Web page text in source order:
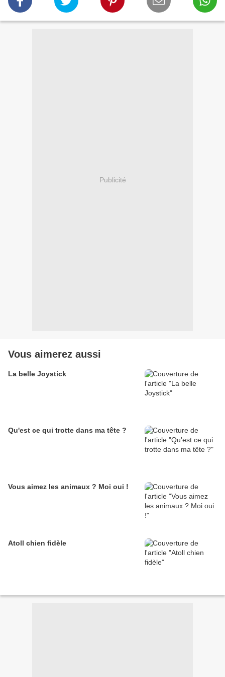
Publicité
Vous aimerez aussi
La belle Joystick
Qu'est ce qui trotte dans ma tête ?
Vous aimez les animaux ? Moi oui !
Atoll chien fidèle